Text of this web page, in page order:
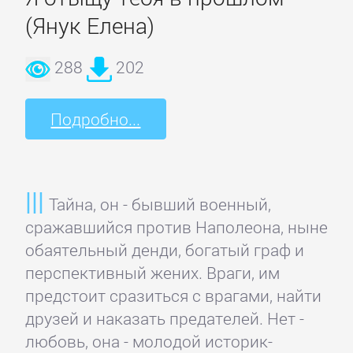
(Янук Елена)
288 202
Подробно...
Тайна, он - бывший военный,
сражавшийся против Наполеона, ныне
обаятельный денди, богатый граф и
перспективный жених. Враги, им
предстоит сразиться с врагами, найти
друзей и наказать предателей. Нет -
любовь, она - молодой историк-
Детская
фантастика
Детские
детективы
Детские
приключения
Детские
стихи
Зарубежные